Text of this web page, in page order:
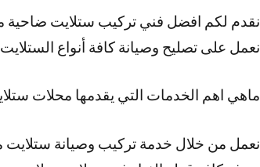
نعمل على تصليح وصيانة كافة أنواع
ماهي اهم الخدمات التي يقدمها محلات
نعمل من خلال خدمة تركيب وصيانة ستلايت